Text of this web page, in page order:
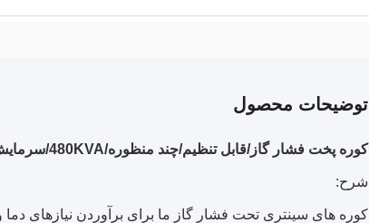
توضیحات محصول
کوره پخت فشار گاز/قابل تنظیم/چند منظوره/480KVA/سرمایش سریع
شرح:
کوره های سینتری تحت فشار گاز ما برای برآوردن نیازهای دما